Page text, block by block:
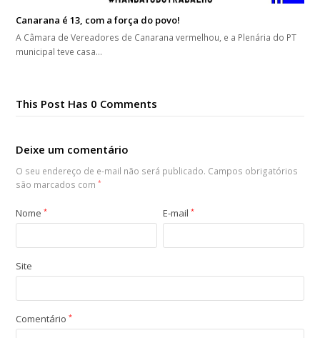
Canarana é 13, com a força do povo!
A Câmara de Vereadores de Canarana vermelhou, e a Plenária do PT
municipal teve casa…
This Post Has 0 Comments
Deixe um comentário
O seu endereço de e-mail não será publicado. Campos obrigatórios
são marcados com*
Nome* E-mail*
Site
Comentário*